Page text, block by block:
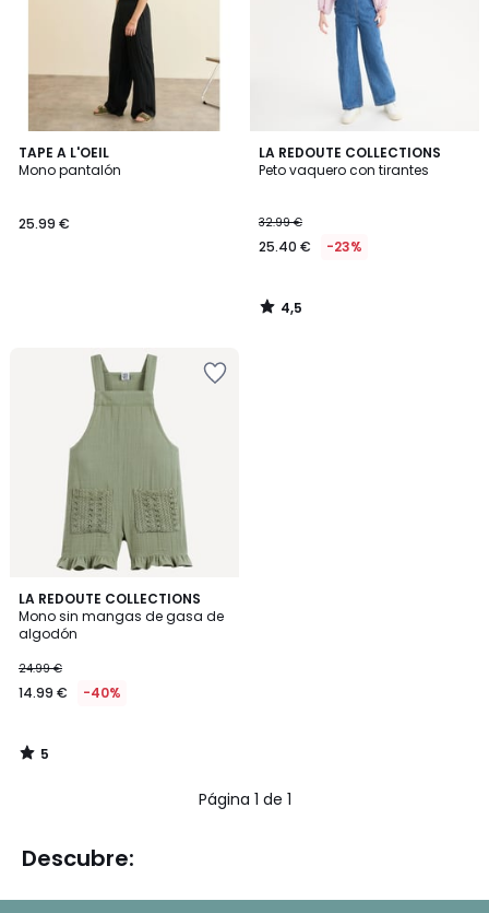
TAPE A L'OEIL
Mono pantalón
25.99 €
LA REDOUTE COLLECTIONS
Peto vaquero con tirantes
32.99 €
25.40 € -23%
4,5
/ 5
4,5
/
LA REDOUTE COLLECTIONS
Mono sin mangas de gasa de
algodón
24.99 €
14.99 € -40%
5
/
5
5
/
Página 1 de 1
Descubre: